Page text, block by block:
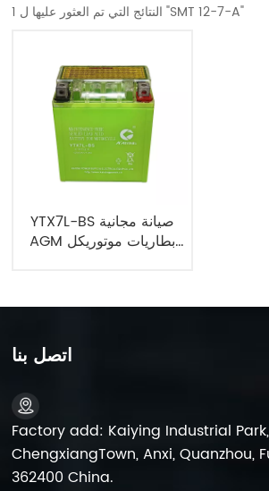
1 النتائج التي تم العثور عليها ل "SMT 12-7-A"
YTX7L-BS صيانة مجانية
AGM بطاريات موتوريكل
اتصل بنا
Factory add: Kaiying Industrial Park,
ChengxiangTown, Anxi, Quanzhou,
362400 China.